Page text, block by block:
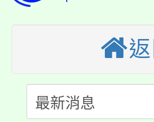
生本土語及
公告本校115
代理(課)教師
公告本校115
代理(課)教師
轉知中國文化
《TA101》溝
淨零綠生活教